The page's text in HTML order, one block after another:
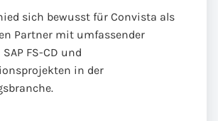
sich bewusst für Convista als
Partner mit umfassender
FS-CD und
in der